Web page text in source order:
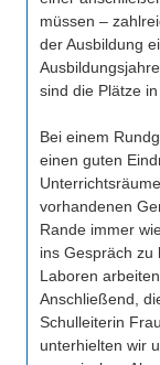
müssen –
der Ausbildung
sind die Plätze
Bei einem
einen guten
vorhandenen
Rande immer
ins Gespräch zu
Laboren
Anschließend,
Schulleiterin
unterhielten wir